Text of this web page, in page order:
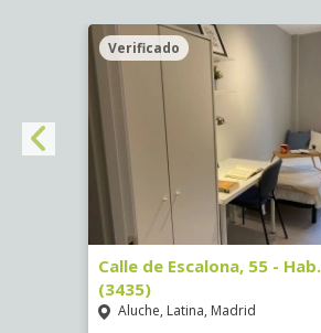
Verificado
Calle de Escalona, 55 -
(3435)
Aluche, Latina, Madrid